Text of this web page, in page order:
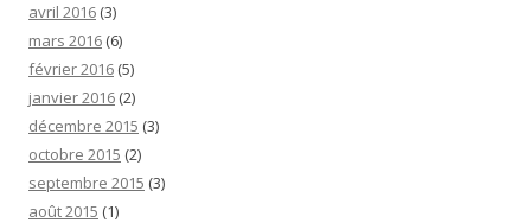
avril 2016 (3)
mars 2016 (6)
février 2016 (5)
janvier 2016 (2)
décembre 2015 (3)
octobre 2015 (2)
septembre 2015 (3)
août 2015 (1)